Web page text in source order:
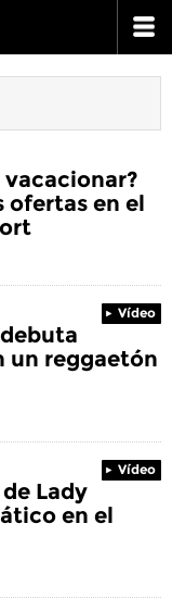
vacacionar?
ofertas en el
Vídeo
un reggaetón
Vídeo
Lady
en el